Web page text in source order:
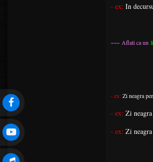
- ex: In
~~~ Aflati ca un
- ex:Zi neagra
- ex: Zi
- ex: Zi